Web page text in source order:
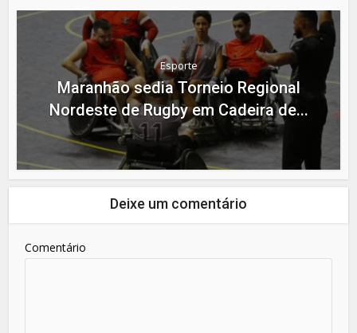
Esporte
Maranhão sedia Torneio Regional
Nordeste de Rugby em Cadeira de...
Deixe um comentário
Comentário